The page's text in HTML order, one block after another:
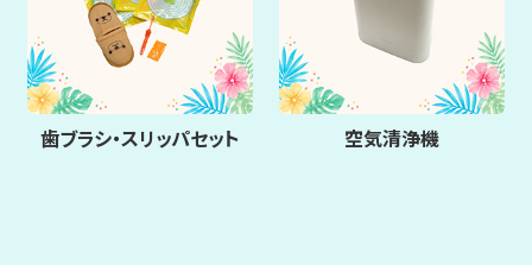
歯ブラシ・スリッパセット 空気清浄機